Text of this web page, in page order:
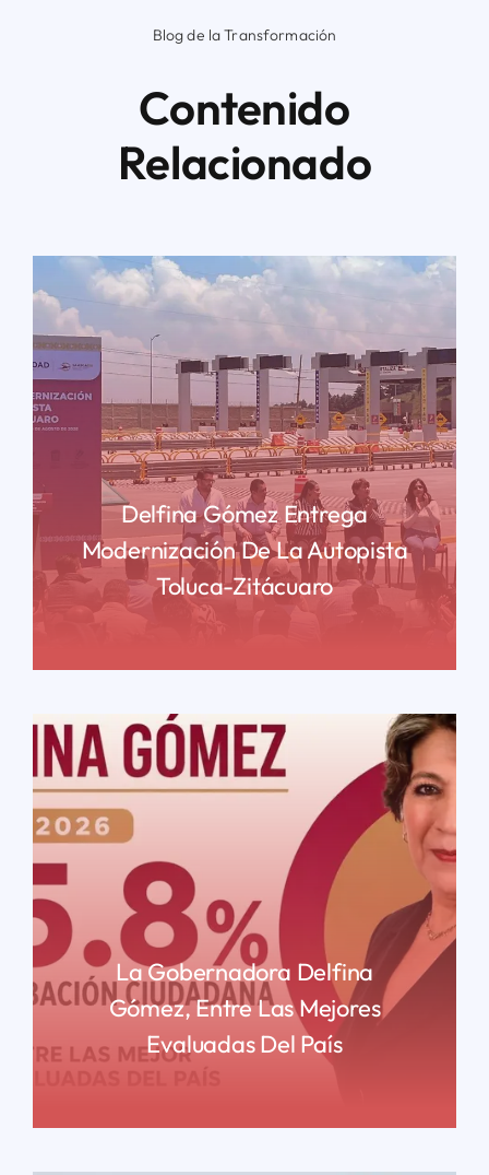
Blog de la Transformación
Contenido
Relacionado
Delfina Gómez Entrega
Modernización De La Autopista
Toluca-Zitácuaro
La Gobernadora Delfina
Gómez, Entre Las Mejores
Evaluadas Del País